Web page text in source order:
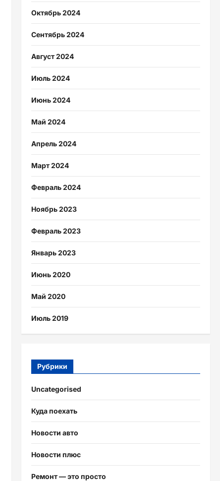
Октябрь 2024
Сентябрь 2024
Август 2024
Июль 2024
Июнь 2024
Май 2024
Апрель 2024
Март 2024
Февраль 2024
Ноябрь 2023
Февраль 2023
Январь 2023
Июнь 2020
Май 2020
Июль 2019
Рубрики
Uncategorised
Куда поехать
Новости авто
Новости плюс
Ремонт — это просто